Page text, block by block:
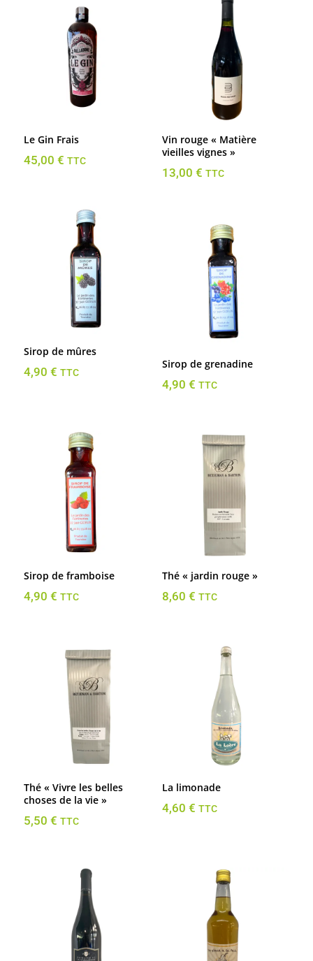
Le Gin Frais
45,00 € TTC
Vin rouge « Matière
vieilles vignes »
13,00 € TTC
Sirop de mûres
4,90 € TTC
Sirop de grenadine
4,90 € TTC
Sirop de framboise
4,90 € TTC
Thé « jardin rouge »
8,60 € TTC
Thé « Vivre les belles
choses de la vie »
5,50 € TTC
La limonade
4,60 € TTC